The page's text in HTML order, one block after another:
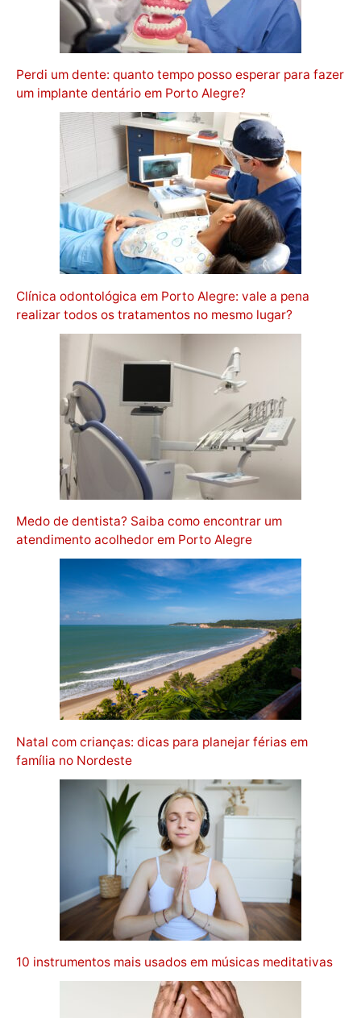
Perdi um dente: quanto tempo posso esperar para fazer
um implante dentário em Porto Alegre?
Clínica odontológica em Porto Alegre: vale a pena
realizar todos os tratamentos no mesmo lugar?
Medo de dentista? Saiba como encontrar um
atendimento acolhedor em Porto Alegre
Natal com crianças: dicas para planejar férias em
família no Nordeste
10 instrumentos mais usados em músicas meditativas